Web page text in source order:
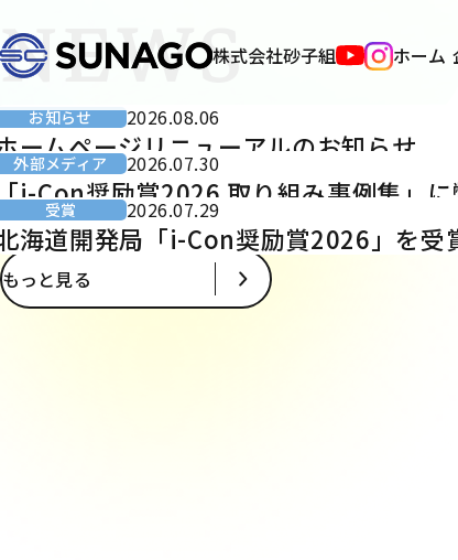
株式会社砂子組 ホーム
NEWS
お知らせ 2026.08.06
ームページリニューアルのお知らせ
外部メディア 2026.07.30
i-Con奨励賞2026 取り組み事例集」に
受賞 2026.07.29
海道開発局「i-Con奨励賞2026」を受
もっと見る